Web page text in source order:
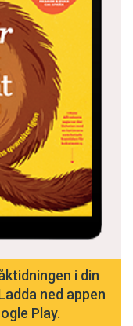
i din
ned appen
Play.